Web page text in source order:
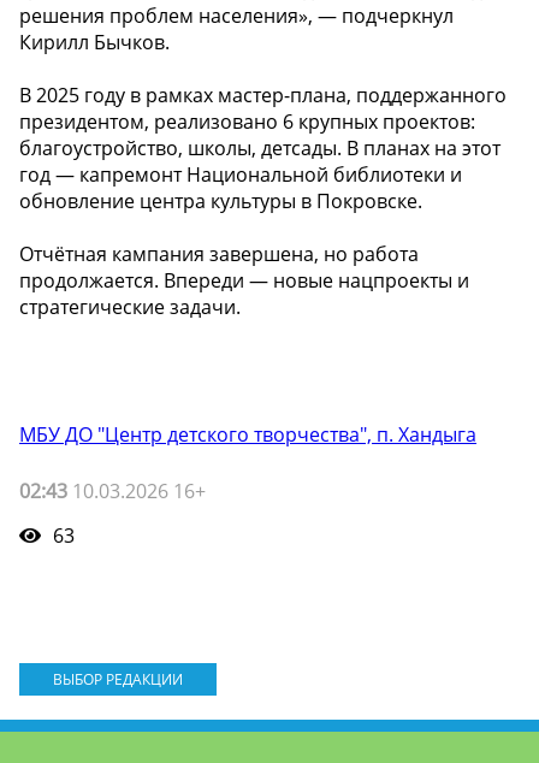
решения проблем населения», — подчеркнул
Кирилл Бычков.
В 2025 году в рамках мастер-плана, поддержанного
президентом, реализовано 6 крупных проектов:
благоустройство, школы, детсады. В планах на этот
год — капремонт Национальной библиотеки и
обновление центра культуры в Покровске.
Отчётная кампания завершена, но работа
продолжается. Впереди — новые нацпроекты и
стратегические задачи.
МБУ ДО "Центр детского творчества", п. Хандыга
02:43 10.03.2026 16+
63
ВЫБОР РЕДАКЦИИ